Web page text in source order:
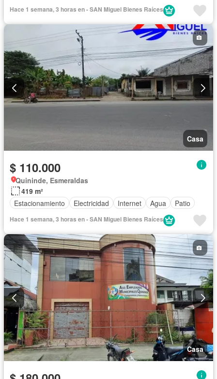
Hace 1 semana, 3 horas en - SAN Miguel Bienes Raíces
Casa
$ 110.000
Quininde, Esmeraldas
419 m²
Estacionamiento
Electricidad Internet Agua Patio
Hace 1 semana, 3 horas en - SAN Miguel Bienes Raíces
Casa